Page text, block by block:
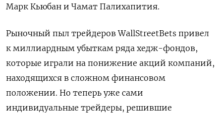
Марк Кьюбан и Чамат Палихапития.
Рыночный пыл трейдеровWallStreetBets привел
к миллиардным убыткам ряда хедж-фондов,
которые играли на понижение акций компаний,
находящихся в сложном финансовом
положении. Но теперь уже сами
индивидуальные трейдеры, решившие